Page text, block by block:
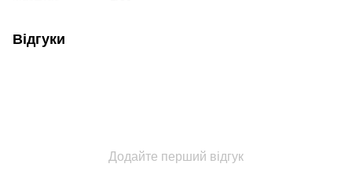
Відгуки
Додайте перший відгук